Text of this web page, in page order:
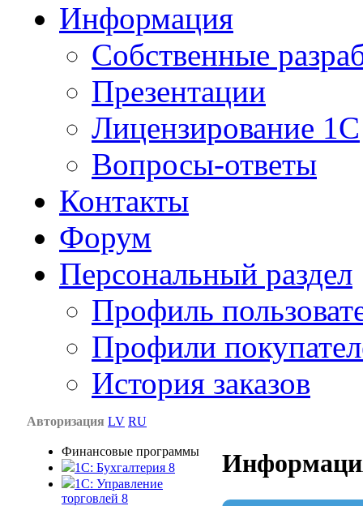
Информация
Собственные
Презентации
Лицензирование 1С
Вопросы-ответы
Контакты
Форум
Персональный раздел
Профиль
Профили
История заказов
Авторизация LV RU
Финансовые программы
1С: Бухгалтерия 8
1C: Управление
торговлей 8